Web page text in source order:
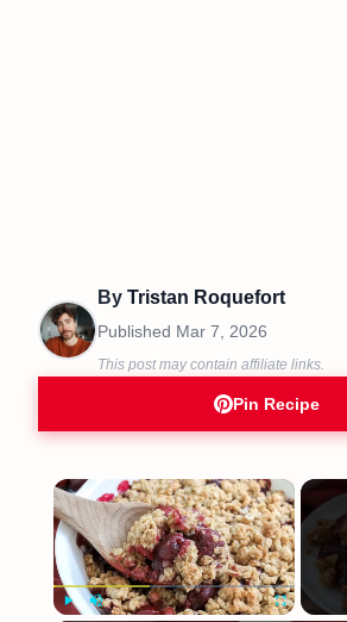
By Tristan Roquefort
Published Mar 7, 2026
This post may contain affiliate links.
Pin Recipe
×